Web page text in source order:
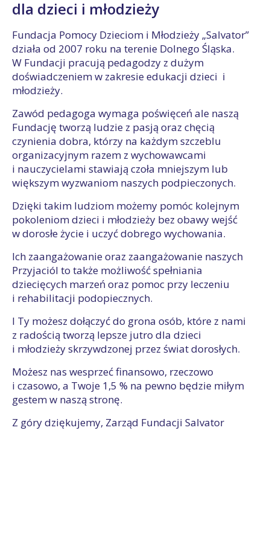
dla dzieci i młodzieży
Fundacja Pomocy Dzieciom i Młodzieży „Salvator”
działa od 2007 roku na terenie Dolnego Śląska.
W Fundacji pracują pedagodzy z dużym
doświadczeniem w zakresie edukacji dzieci i
młodzieży.
Zawód pedagoga wymaga poświęceń ale naszą
Fundację tworzą ludzie z pasją oraz chęcią
czynienia dobra, którzy na każdym szczeblu
organizacyjnym razem z wychowawcami
i nauczycielami stawiają czoła mniejszym lub
większym wyzwaniom naszych podpieczonych.
Dzięki takim ludziom możemy pomóc kolejnym
pokoleniom dzieci i młodzieży bez obawy wejść
w dorosłe życie i uczyć dobrego wychowania.
Ich zaangażowanie oraz zaangażowanie naszych
Przyjaciól to także możliwość spełniania
dziecięcych marzeń oraz pomoc przy leczeniu
i rehabilitacji podopiecznych.
I Ty możesz dołączyć do grona osób, które z nami
z radością tworzą lepsze jutro dla dzieci
i młodzieży skrzywdzonej przez świat dorosłych.
Możesz nas wesprzeć finansowo, rzeczowo
i czasowo, a Twoje 1,5 % na pewno będzie miłym
gestem w naszą stronę.
Z góry dziękujemy, Zarząd Fundacji Salvator